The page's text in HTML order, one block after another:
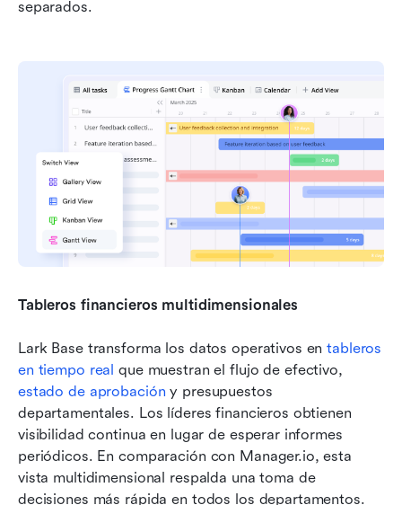
separados.
Tableros financieros multidimensionales
Lark Base transforma los datos operativos en tableros
en tiempo real
estado de aprobación y presupuestos
departamentales. Los líderes financieros obtienen
visibilidad continua en lugar de esperar informes
periódicos. En comparación con Manager.io, esta
vista multidimensional respalda una toma de
decisiones más rápida en todos los departamentos.